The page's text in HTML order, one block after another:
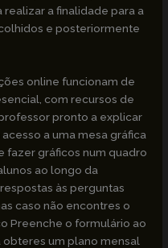
a finalidade para a
e posteriormente
online funcionam de
com recursos de
pronto a explicar
a uma mesa gráfica
fazer gráficos num quadro
ao longo da
às perguntas
caso não encontres o
Preenche o formulário ao
um plano mensal